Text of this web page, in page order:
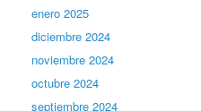
enero 2025
diciembre 2024
noviembre 2024
octubre 2024
septiembre 2024